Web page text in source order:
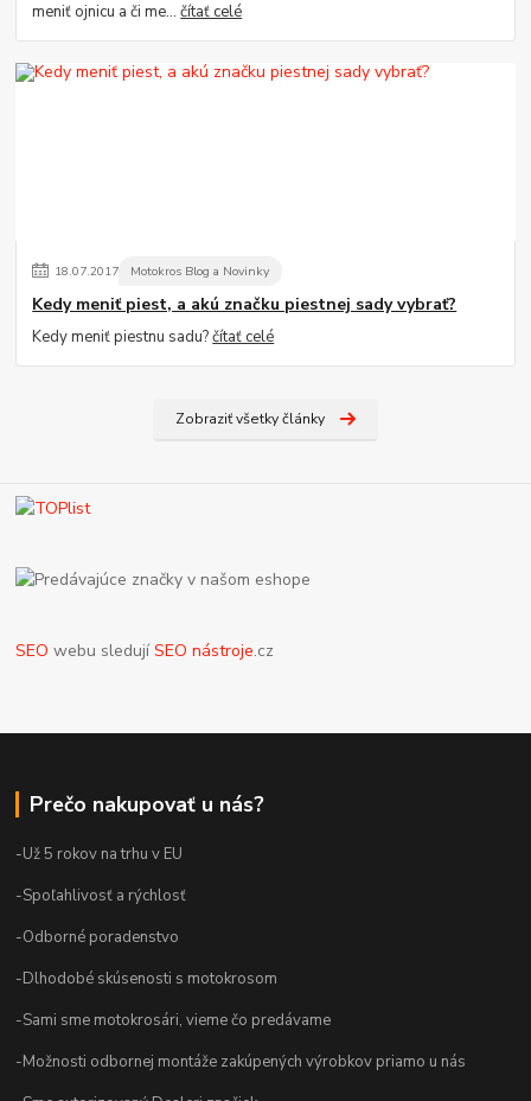
meniť ojnicu a či me...čítať celé
18.07.2017 Motokros Blog a Novinky
Kedy meniť piest, a akú značku piestnej sady vybrať?
Kedy meniť piestnu sadu?čítať celé
Zobraziť všetky články
SEO webu sledujíSEO nástroje.cz
Prečo nakupovať u nás?
-Už 5 rokov na trhu v EU
-Spoľahlivosť a rýchlosť
-Odborné poradenstvo
-Dlhodobé skúsenosti s motokrosom
-Sami sme motokrosári, vieme čo predávame
-Možnosti odbornej montáže zakúpených výrobkov priamo u nás